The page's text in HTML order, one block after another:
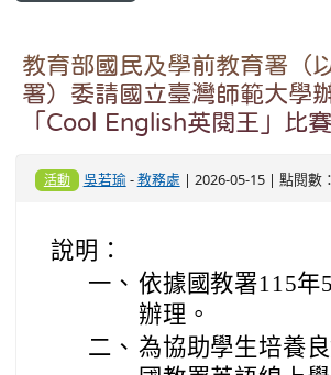
教育部國民及學前教育署（
署）委請國立臺灣師範大學
「Cool English英閱王」比
活動 吳若瑜-教務處 | 2026-05-15 | 點閱數
說明：
一、 依據國教署115年
辦理。
二、 為協助學生培養